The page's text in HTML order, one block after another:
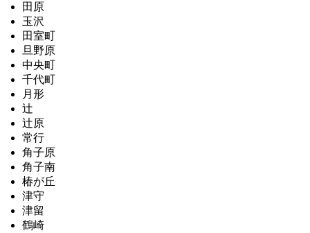
田原
玉沢
田室町
旦野原
中央町
千代町
月形
辻
辻原
常行
角子原
角子南
椿が丘
津守
津留
鶴崎